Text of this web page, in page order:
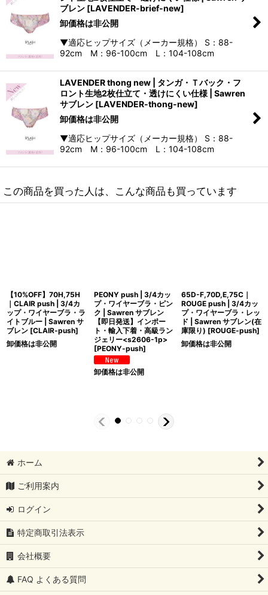
ブレン [LAVENDER-brief-new]
卸価格は非公開
▼適応ヒップサイズ（メーカー規格） S：88-
92cm M：96-100cm L：104-108cm
LAVENDER thong new | タンガ・Ｔバック・フ
ロント生地2枚仕立て・透けにくい仕様 | Sawren
サブレン [LAVENDER-thong-new]
卸価格は非公開
▼適応ヒップサイズ（メーカー規格） S：88-
92cm M：96-100cm L：104-108cm
この商品を買った人は、こんな商品も買っています
【10%OFF】70H,75H
｜CLAIR push | 3/4カ
ップ・ワイヤーブラ・ラ
イトブルー | Sawren サ
ブレン [CLAIR-push]
卸価格は非公開
PEONY push | 3/4カッ
プ・ワイヤーブラ・ピン
ク | Sawren サブレン
【即日発送】インポー
ト・輸入下着・高級ラン
ジェリー<s2606-1p>
[PEONY-push]
卸価格は非公開
65D-F,70D,E,75C｜
ROUGE push | 3/4カッ
プ・ワイヤーブラ・レッ
ド | Sawren サブレン(在
庫限り) [ROUGE-push]
卸価格は非公開
ホーム
ご利用案内
ログイン
特定商取引法表示
会社概要
FAQ よくある質問